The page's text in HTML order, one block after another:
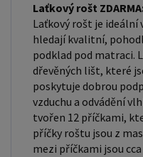
Laťkový rošt
Laťkový rošt je
hledají kvalitní,
podklad pod matraci.
dřevěných lišt, které
poskytuje dobrou
vzduchu a odvádění
tvořen 12 příčkami,
příčky roštu jsou z
mezi příčkami jsou cca